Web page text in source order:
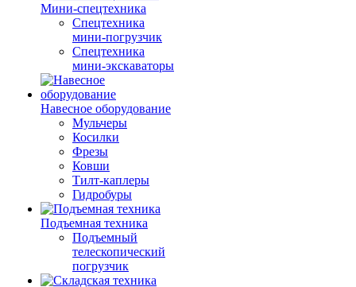
Мини-спецтехника
Спецтехника
мини-погрузчик
Спецтехника
мини-экскаваторы
Навесное оборудование
Мульчеры
Косилки
Фрезы
Ковши
Тилт-каплеры
Гидробуры
Подъемная техника
Подъемный
телескопический
погрузчик